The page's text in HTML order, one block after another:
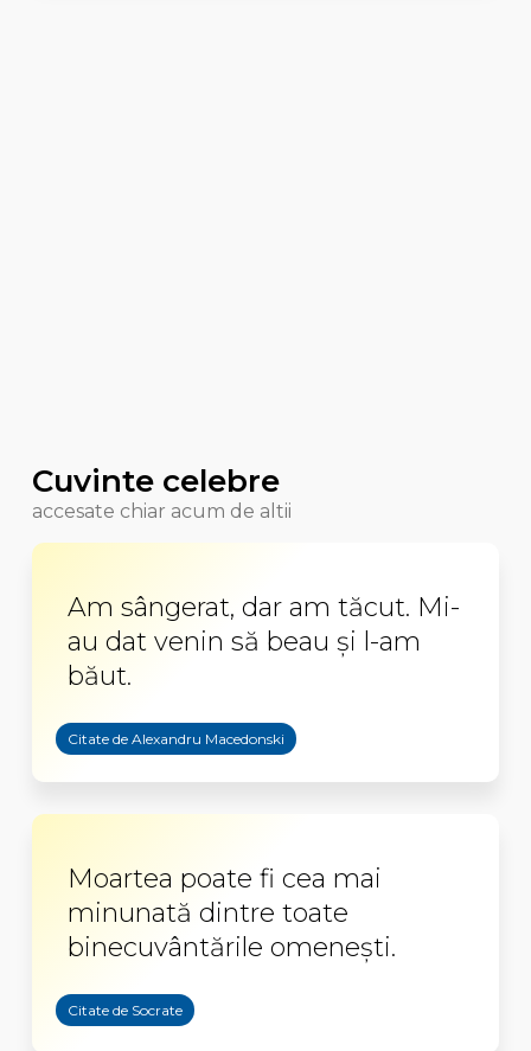
Cuvinte celebre
accesate chiar acum de altii
Am sângerat, dar am tăcut. Mi-
au dat venin să beau şi l-am
băut.
Citate de Alexandru Macedonski
Moartea poate fi cea mai
minunată dintre toate
binecuvântările omeneşti.
Citate de Socrate